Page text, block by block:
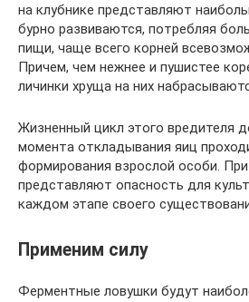
на клубнике представляют
бурно развиваются, потребляя
пищи, чаще всего корней
Причем, чем нежнее и пушистее
личинки хруща на них
Жизненный цикл этого вредителя
момента откладывания яиц
формирования взрослой особи.
представляют опасность для
каждом этапе своего
Применим силу
Ферментные ловушки будут